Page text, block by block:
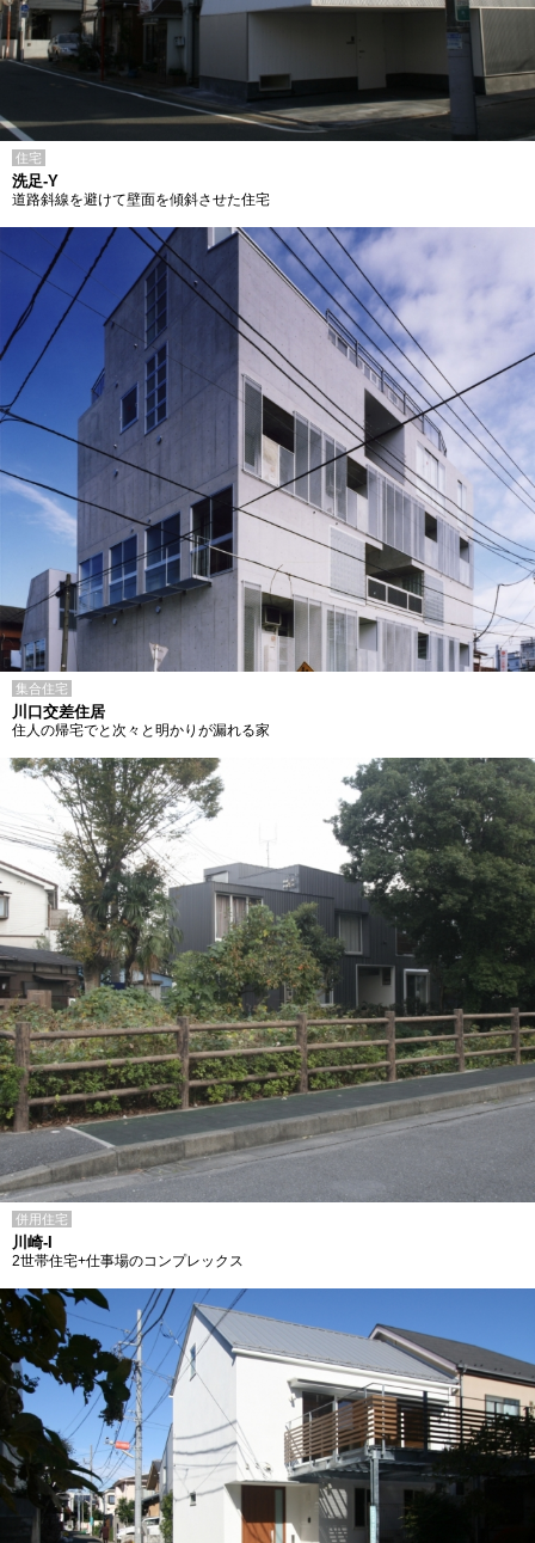
住宅
洗足-Y
道路斜線を避けて壁面を傾斜させた住宅
集合住宅
川口交差住居
住人の帰宅でと次々と明かりが漏れる家
併用住宅
川崎-I
2世帯住宅+仕事場のコンプレックス